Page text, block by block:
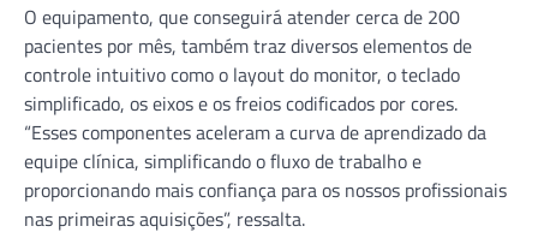
O equipamento, que conseguirá atender cerca de 200
pacientes por mês, também traz diversos elementos de
controle intuitivo como o layout do monitor, o teclado
simplificado, os eixos e os freios codificados por cores.
“Esses componentes aceleram a curva de aprendizado da
equipe clínica, simplificando o fluxo de trabalho e
proporcionando mais confiança para os nossos profissionais
nas primeiras aquisições”, ressalta.